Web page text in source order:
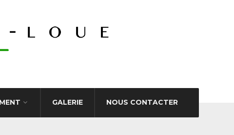
GALERIE NOUS CONTACTER